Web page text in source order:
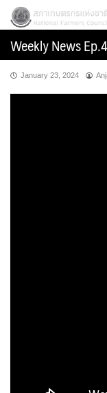
Skip
content
สภาเกษตรกรแห่งชา
Weekly News
January 23, 2024